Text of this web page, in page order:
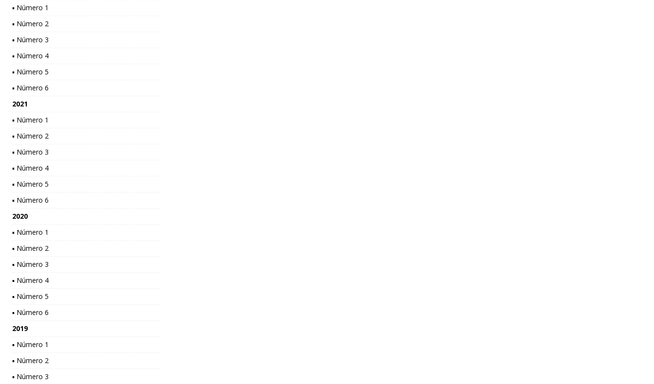
▪ Número 1
▪ Número 2
▪ Número 3
▪ Número 4
▪ Número 5
▪ Número 6
2021
▪ Número 1
▪ Número 2
▪ Número 3
▪ Número 4
▪ Número 5
▪ Número 6
2020
▪ Número 1
▪ Número 2
▪ Número 3
▪ Número 4
▪ Número 5
▪ Número 6
2019
▪ Número 1
▪ Número 2
▪ Número 3